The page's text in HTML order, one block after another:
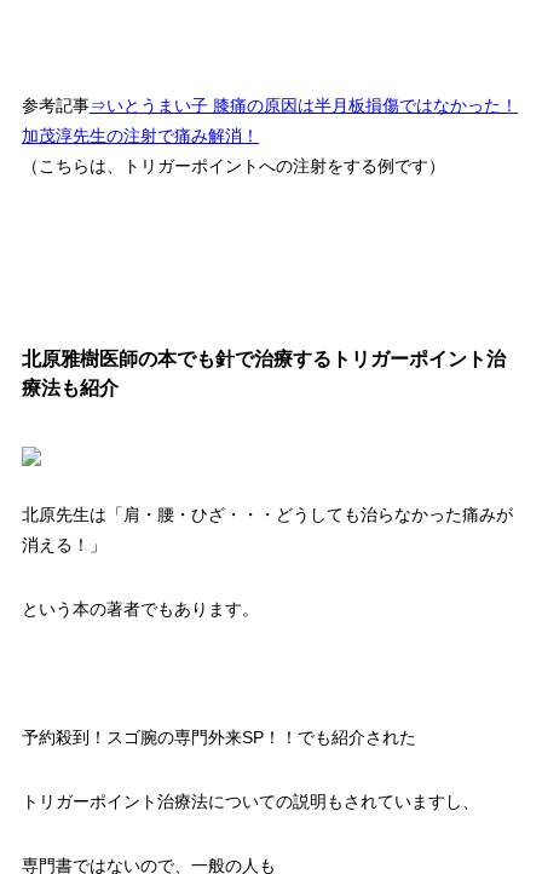
参考記事⇒いとうまい子 膝痛の原因は半月板損傷ではなかった！
加茂淳先生の注射で痛み解消！
（こちらは、トリガーポイントへの注射をする例です）
北原雅樹医師の本でも針で治療するトリガーポイント治
療法も紹介
北原先生は「肩・腰・ひざ・・・どうしても治らなかった痛みが
消える！」
という本の著者でもあります。
予約殺到！スゴ腕の専門外来SP！！でも紹介された
トリガーポイント治療法についての説明もされていますし、
専門書ではないので、一般の人も